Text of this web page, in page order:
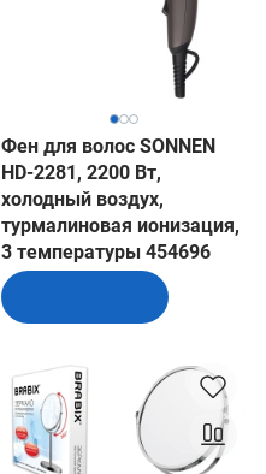
Фен для волос SONNEN
HD-2281, 2200 Вт,
холодный воздух,
турмалиновая ионизация,
3 температуры 454696